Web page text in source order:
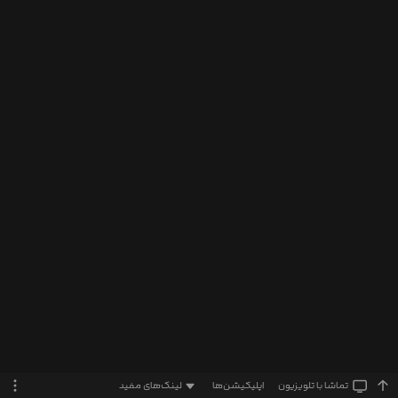
تماشا‌ با تلویزیون اپلیکیشن‌ها لینک‌های مفید